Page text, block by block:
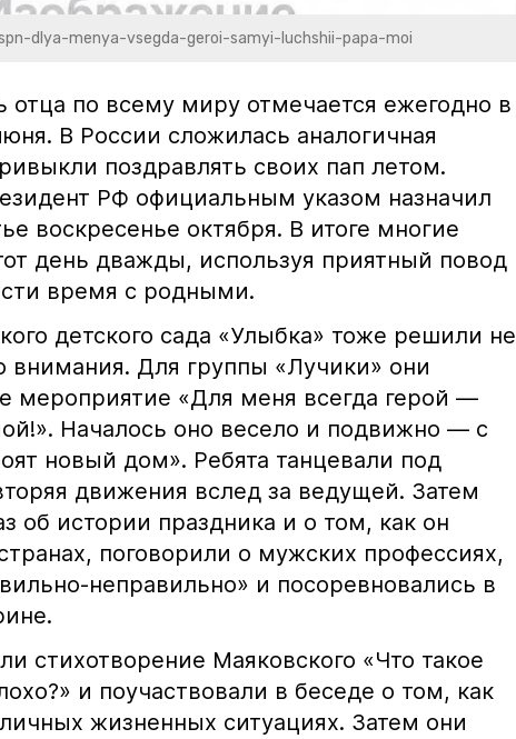
dlya-menya-vsegda-geroi-samyi-luchshii-papa-moi
по всему миру отмечается ежегодно в
В России сложилась аналогичная
поздравлять своих пап летом.
РФ официальным указом назначил
воскресенье октября. В итоге многие
день дважды, используя приятный повод
время с родными.
детского сада «Улыбка» тоже решили не
внимания. Для группы «Лучики» они
мероприятие «Для меня всегда герой —
Началось оно весело и подвижно — с
новый дом». Ребята танцевали под
движения вслед за ведущей. Затем
об истории праздника и о том, как он
поговорили о мужских профессиях,
неправильно» и посоревновались в
стихотворение Маяковского «Что такое
и поучаствовали в беседе о том, как
жизненных ситуациях. Затем они